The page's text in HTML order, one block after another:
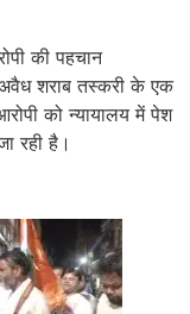
की पहचान
शराब तस्करी के एक
को न्यायालय में पेश
रही है।